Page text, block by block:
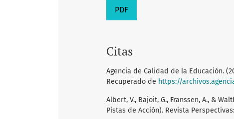
PDF
Citas
Agencia de Calidad de la Educación.
Recuperado de https://
Albert, V., Bajoit, G., Franssen, A., &
Pistas de Acción). Revista